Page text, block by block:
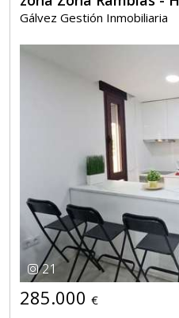
Gálvez Gestión Inmobiliaria
21
285.000 €